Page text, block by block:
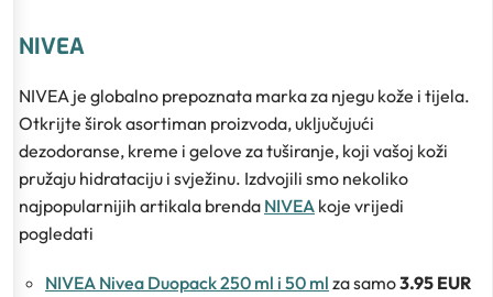
NIVEA
NIVEA je globalno prepoznata marka za njegu kože i tijela.
Otkrijte širok asortiman proizvoda, uključujući
dezodoranse, kreme i gelove za tuširanje, koji vašoj koži
pružaju hidrataciju i svježinu. Izdvojili smo nekoliko
najpopularnijih artikala brenda NIVEA koje vrijedi
pogledati
NIVEA Nivea Duopack 250 ml i 50 ml za samo3.95 EUR